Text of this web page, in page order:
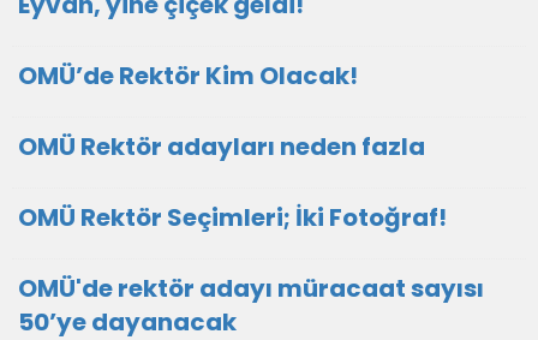
OMÜ’de Rektör Kim Olacak!
OMÜ Rektör adayları neden fazla
OMÜ Rektör Seçimleri; İki Fotoğraf!
OMÜ'de rektör adayı müracaat sayısı
50’ye dayanacak